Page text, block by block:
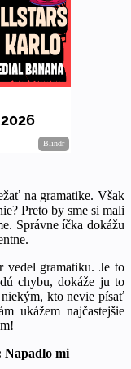
na gramatike. Však
Preto by sme si mali
Správne íčka dokážu
gramatiku. Je to
chybu, dokáže ju to
kto nevie písať
ukážem najčastejšie
Napadlo mi